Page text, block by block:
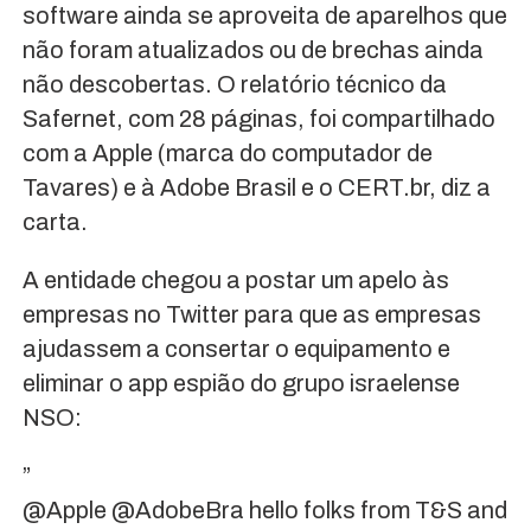
software ainda se aproveita de aparelhos que
não foram atualizados ou de brechas ainda
não descobertas. O relatório técnico da
Safernet, com 28 páginas, foi compartilhado
com a Apple (marca do computador de
Tavares) e à Adobe Brasil e o CERT.br, diz a
carta.
A entidade chegou a postar um apelo às
empresas no Twitter para que as empresas
ajudassem a consertar o equipamento e
eliminar o app espião do grupo israelense
NSO:
”
@Apple @AdobeBra hello folks from T&S and